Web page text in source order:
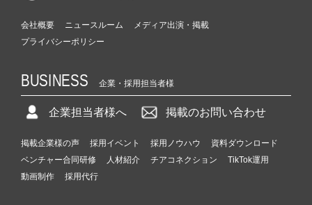
会社概要 ニュースルーム
メディア出演・掲載
プライバシーポリシー
BUSINESS 企業・採用担当者様
企業担当者様へ 掲載のお問い合わせ
掲載企業様の声 採用イベント 採用ノウハウ
資料ダウンロード
ベンチャー合同研修
人材紹介 チアコネクション
TikTok運用
動画制作
採用代行